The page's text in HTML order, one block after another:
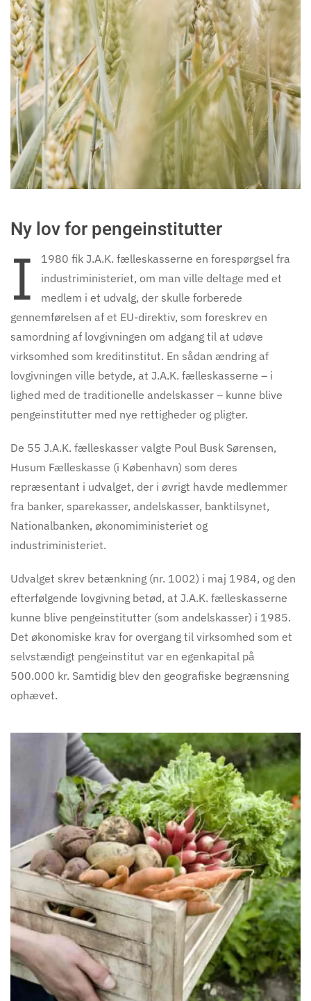
Ny lov for pengeinstitutter
I
1980 fik J.A.K. fælleskasserne en forespørgsel fra
industriministeriet, om man ville deltage med et
medlem i et udvalg, der skulle forberede
gennemførelsen af et EU-direktiv, som foreskrev en
samordning af lovgivningen om adgang til at udøve
virksomhed som kreditinstitut. En sådan ændring af
lovgivningen ville betyde, at J.A.K. fælleskasserne – i
lighed med de traditionelle andelskasser – kunne blive
pengeinstitutter med nye rettigheder og pligter.
De 55 J.A.K. fælleskasser valgte Poul Busk Sørensen,
Husum Fælleskasse (i København) som deres
repræsentant i udvalget, der i øvrigt havde medlemmer
fra banker, sparekasser, andelskasser, banktilsynet,
Nationalbanken, økonomiministeriet og
industriministeriet.
Udvalget skrev betænkning (nr. 1002) i maj 1984, og den
efterfølgende lovgivning betød, at J.A.K. fælleskasserne
kunne blive pengeinstitutter (som andelskasser) i 1985.
Det økonomiske krav for overgang til virksomhed som et
selvstændigt pengeinstitut var en egenkapital på
500.000 kr. Samtidig blev den geografiske begrænsning
ophævet.